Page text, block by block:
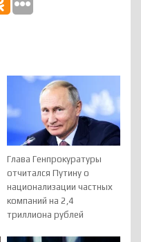
Глава Генпрокуратуры
отчитался Путину о
национализации частных
компаний на 2,4
триллиона рублей